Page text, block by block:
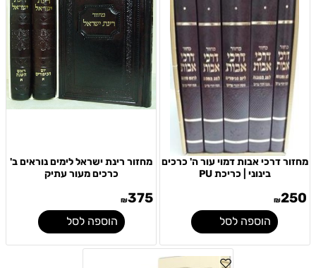
מחזור דרכי אבות דמוי עור ה' כרכים
בינוני | כריכת PU
₪250
הוספה לסל
מחזור רינת ישראל לימים נוראים ב'
כרכים מעור עתיק
₪375
הוספה לסל